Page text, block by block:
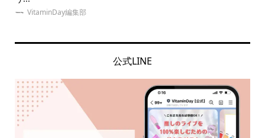
VitaminDay編集部
公式LINE